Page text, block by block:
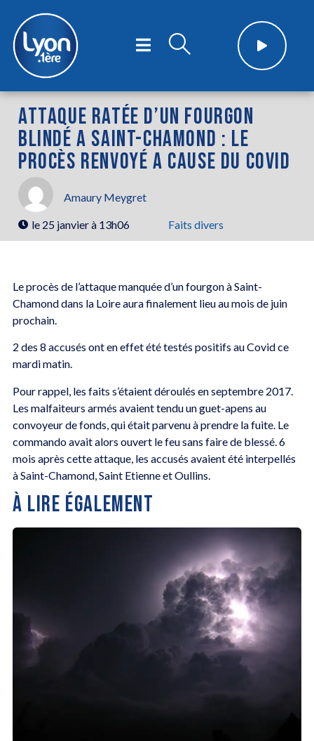
ATTAQUE RATÉE D’UN FOURGON
BLINDÉ A SAINT-CHAMOND : LE
PROCÈS RENVOYÉ A CAUSE DU COVID
Amaury Meygret
le 25 janvier à 13h06 Faits divers
Le procès de l’attaque manquée d’un fourgon à Saint-
Chamond dans la Loire aura finalement lieu au mois de juin
prochain.
2 des 8 accusés ont en effet été testés positifs au Covid ce
mardi matin.
Pour rappel, les faits s’étaient déroulés en septembre 2017.
Les malfaiteurs armés avaient tendu un guet-apens au
convoyeur de fonds, qui était parvenu à prendre la fuite. Le
commando avait alors ouvert le feu sans faire de blessé. 6
mois après cette attaque, les accusés avaient été interpellés
à Saint-Chamond, Saint Etienne et Oullins.
À LIRE ÉGALEMENT